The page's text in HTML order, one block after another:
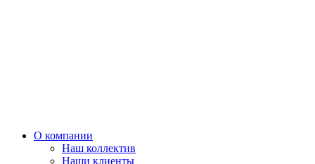
О компании
Наш коллектив
Наши клиенты